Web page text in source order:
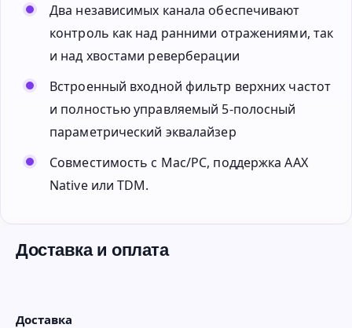
Два независимых канала обеспечивают
контроль как над ранними отражениями, так
и над хвостами реверберации
Встроенный входной фильтр верхних частот
и полностью управляемый 5-полосный
параметрический эквалайзер
Совместимость с Mac/PC, поддержка AAX
Native или TDM.
Доставка и оплата
Доставка